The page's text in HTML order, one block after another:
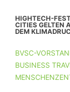
HIGHTECH-
CITIES GELTEN
DEM
BVSC-
BUSINESS